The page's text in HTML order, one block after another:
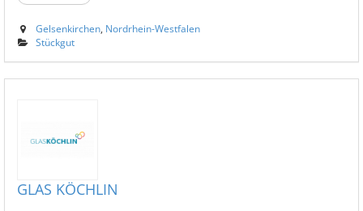
Gelsenkirchen Nordrhein-Westfalen
Stückgut
GLAS KÖCHLIN